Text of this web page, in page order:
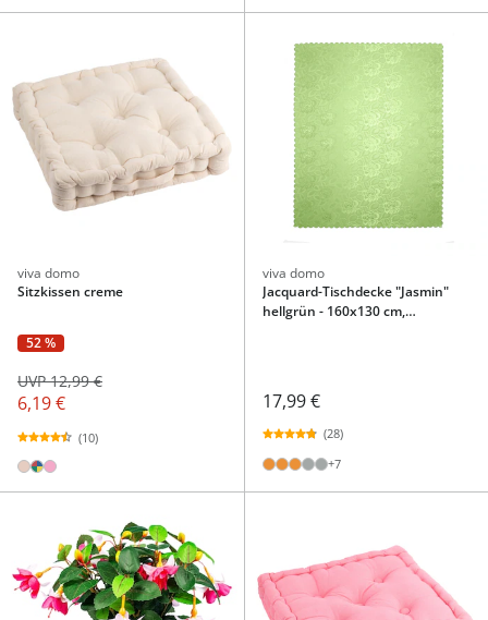
viva domo
Sitzkissen creme
52 %
6,19 €
UVP 12,99 €
(10)
viva domo
Jacquard-Tischdecke "Jasmin"
hellgrün - 160x130 cm,
17,99 €
(28)
+7